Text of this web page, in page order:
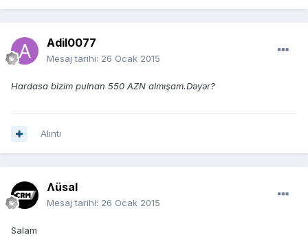
Adil0077
Mesaj tarihi: 26 Ocak 2015
Hardasa bizim pulnan 550 AZN almışam.Dəyər?
Alıntı
Ʌüsal
Mesaj tarihi: 26 Ocak 2015
Salam